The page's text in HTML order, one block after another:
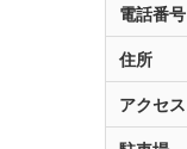
電話番号
住所
アクセス